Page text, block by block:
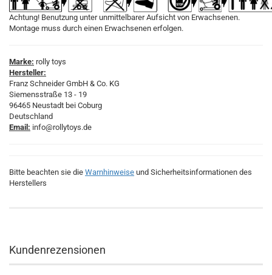
Achtung! Benutzung unter unmittelbarer Aufsicht von Erwachsenen.
Montage muss durch einen Erwachsenen erfolgen.
Marke: rolly toys
Hersteller:
Franz Schneider GmbH & Co. KG
Siemensstraße 13 - 19
96465 Neustadt bei Coburg
Deutschland
Email: info@rollytoys.de
Bitte beachten sie die Warnhinweise und Sicherheitsinformationen des
Herstellers
Kundenrezensionen